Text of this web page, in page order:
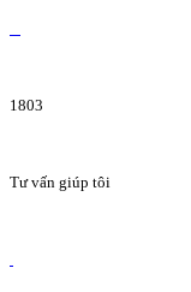
1803
Tư vấn giúp tôi